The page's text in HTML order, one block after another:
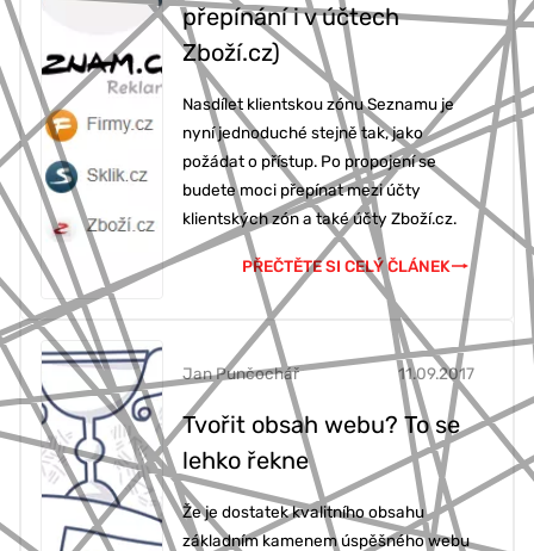
777 353 464
přepínání i v účtech
Zboží.cz)
Nasdílet klientskou zónu Seznamu je
nyní jednoduché stejně tak, jako
požádat o přístup. Po propojení se
budete moci přepínat mezi účty
klientských zón a také účty Zboží.cz.
PŘEČTĚTE SI CELÝ ČLÁNEK
Tvořit obsah webu? To se
lehko řekne
11.09.2017
Jan Punčochář
Že je dostatek kvalitního obsahu
základním kamenem úspěšného webu